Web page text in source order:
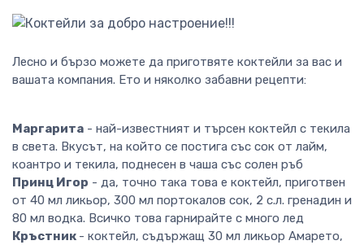
Лесно и бързо можете да приготвяте коктейли за вас и
вашата компания. Ето и няколко забавни рецепти:
Маргарита - най-известният и търсен коктейл с текила
в света. Вкусът, на който се постига със сок от лайм,
коантро и текила, поднесен в чаша със солен ръб
Принц Игор - да, точно така това е коктейл, приготвен
от 40 мл ликьор, 300 мл портокалов сок, 2 с.л. гренадин и
80 мл водка. Всичко това гарнирайте с много лед
Кръстник - коктейл, съдържащ 30 мл ликьор Амарето,